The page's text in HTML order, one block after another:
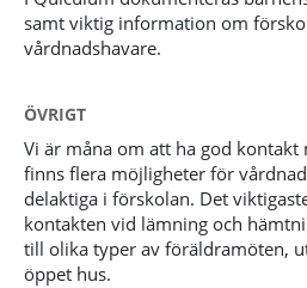
samt viktig information om
vårdnadshavare.
ÖVRIGT
Vi är måna om att ha god
finns flera möjligheter för
delaktiga i förskolan. Det
kontakten vid lämning och
till olika typer av föräldramöten,
öppet hus.